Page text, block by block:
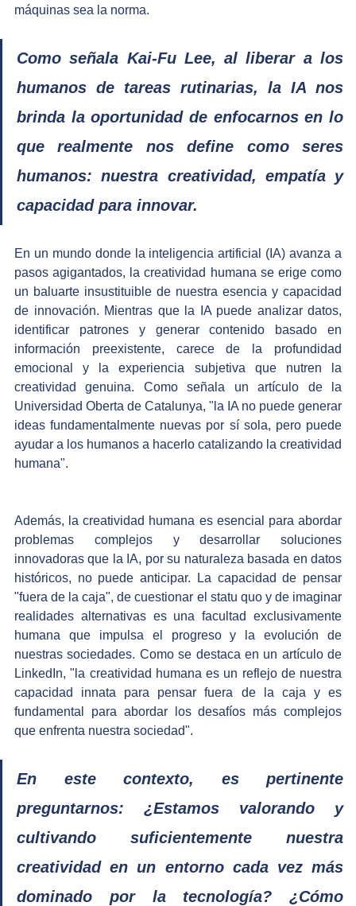
máquinas sea la norma.
Como señala Kai-Fu Lee, al liberar a los
humanos de tareas rutinarias, la IA nos
brinda la oportunidad de enfocarnos en lo
que realmente nos define como seres
humanos: nuestra creatividad, empatía y
capacidad para innovar. ​
​En un mundo donde la inteligencia artificial (IA) avanza a
pasos agigantados, la creatividad humana se erige como
un baluarte insustituible de nuestra esencia y capacidad
de innovación. Mientras que la IA puede analizar datos,
identificar patrones y generar contenido basado en
información preexistente, carece de la profundidad
emocional y la experiencia subjetiva que nutren la
creatividad genuina. Como señala un artículo de la
Universidad Oberta de Catalunya, "la IA no puede generar
ideas fundamentalmente nuevas por sí sola, pero puede
ayudar a los humanos a hacerlo catalizando la creatividad
humana".
Además, la creatividad humana es esencial para abordar
problemas complejos y desarrollar soluciones
innovadoras que la IA, por su naturaleza basada en datos
históricos, no puede anticipar. La capacidad de pensar
"fuera de la caja", de cuestionar el statu quo y de imaginar
realidades alternativas es una facultad exclusivamente
humana que impulsa el progreso y la evolución de
nuestras sociedades. Como se destaca en un artículo de
LinkedIn, "la creatividad humana es un reflejo de nuestra
capacidad innata para pensar fuera de la caja y es
fundamental para abordar los desafíos más complejos
que enfrenta nuestra sociedad".
En este contexto, es pertinente
preguntarnos: ¿Estamos valorando y
cultivando suficientemente nuestra
creatividad en un entorno cada vez más
dominado por la tecnología? ¿Cómo